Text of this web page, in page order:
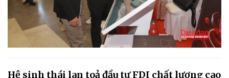
Hệ sinh thái lan toả đầu tư FDI chất lượng cao